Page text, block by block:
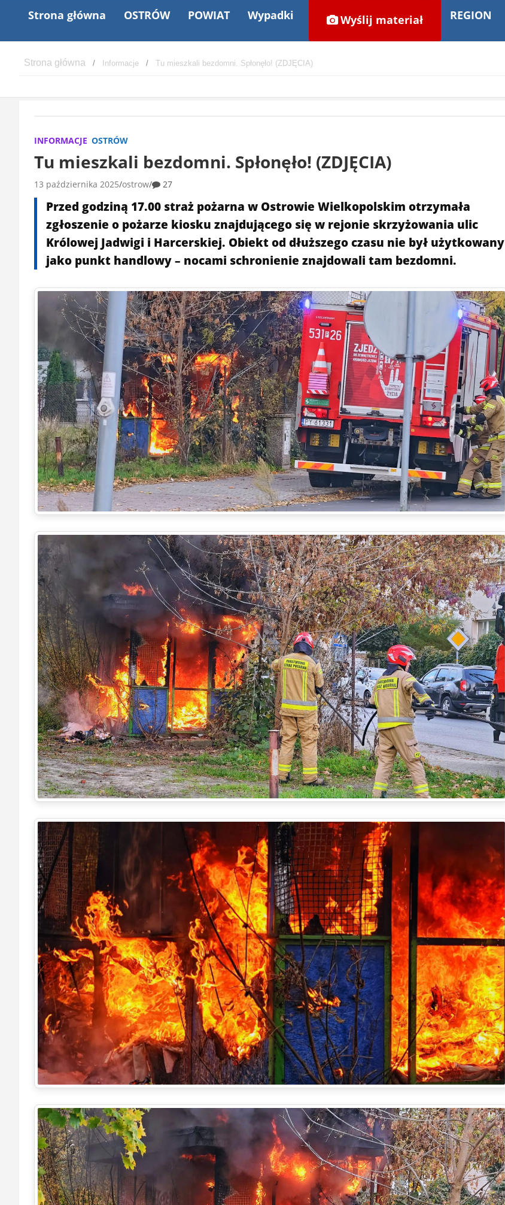
Strona główna OSTRÓW POWIAT Wypadki Wyślij materiał REGION
Informacje Tu mieszkali bezdomni. Spłonęło! (ZDJĘCIA)
INFORMACJE OSTRÓW
Tu mieszkali bezdomni. Spłonęło! (ZDJĘCIA)
13 października 2025 ostrow 27
Przed godziną 17.00 straż pożarna w Ostrowie Wielkopolskim otrzymała
zgłoszenie o pożarze kiosku znajdującego się w rejonie skrzyżowania ulic
Królowej Jadwigi i Harcerskiej. Obiekt od dłuższego czasu nie był użytkowany
jako punkt handlowy – nocami schronienie znajdowali tam bezdomni.